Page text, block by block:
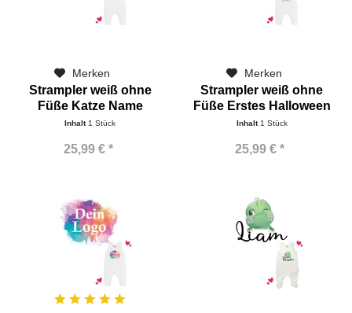
Merken
Strampler weiß ohne
Füße Katze Name
Inhalt 1 Stück
25,99 € *
Merken
Strampler weiß ohne
Füße Erstes Halloween
Name
Inhalt 1 Stück
25,99 € *